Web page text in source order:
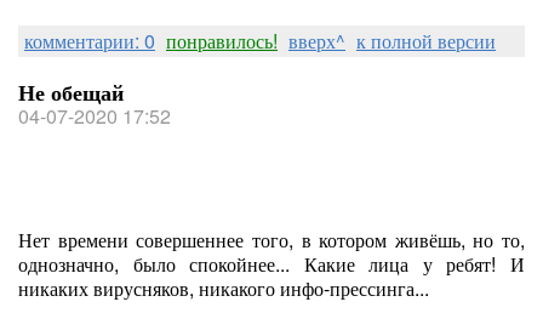
комментарии: 0 понравилось! вверх^ к полной версии
Не обещай
04-07-2020 17:52
Нет времени совершеннее того, в котором живёшь, но то,
однозначно, было спокойнее... Какие лица у ребят! И
никаких вирусняков, никакого инфо-прессинга...